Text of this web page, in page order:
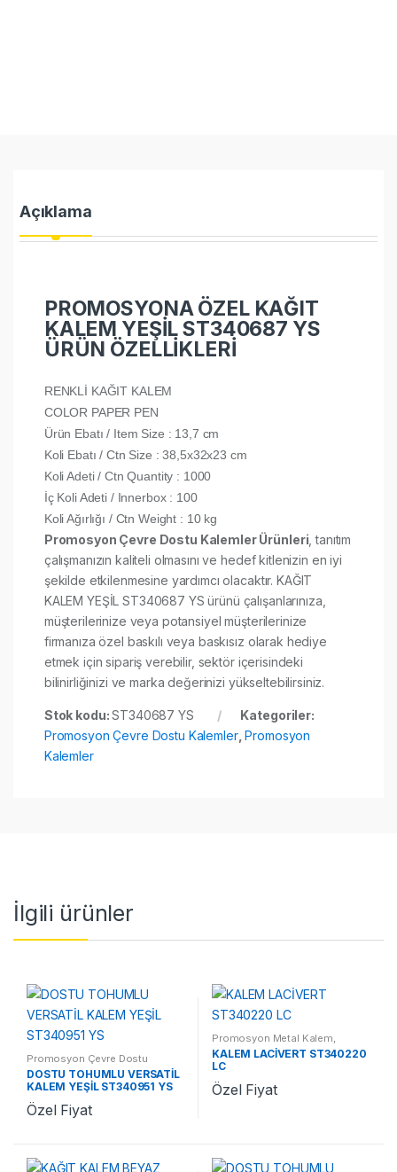
Açıklama
PROMOSYONA ÖZEL KAĞIT
KALEM YEŞİL ST340687 YS
ÜRÜN ÖZELLİKLERİ
RENKLİ KAĞIT KALEM
COLOR PAPER PEN
Ürün Ebatı / Item Size : 13,7 cm
Koli Ebatı / Ctn Size : 38,5x32x23 cm
Koli Adeti / Ctn Quantity : 1000
İç Koli Adeti / Innerbox : 100
Koli Ağırlığı / Ctn Weight : 10 kg
Promosyon Çevre Dostu Kalemler Ürünleri , tanıtım
çalışmanızın kaliteli olmasını ve hedef kitlenizin en iyi
şekilde etkilenmesine yardımcı olacaktır. KAĞIT
KALEM YEŞİL ST340687 YS ürünü çalışanlarınıza,
müşterilerinize veya potansiyel müşterilerinize
firmanıza özel baskılı veya baskısız olarak hediye
etmek için sipariş verebilir, sektör içerisindeki
bilinirliğinizi ve marka değerinizi yükseltebilirsiniz.
Stok kodu:ST340687 YS
Kategoriler:
Promosyon Çevre Dostu Kalemler,Promosyon
Kalemler
İlgili ürünler
Promosyon Çevre Dostu
Kalemler,Promosyon Kalemler
DOSTU TOHUMLU VERSATİL
KALEM YEŞİL ST340951 YS
Özel Fiyat
Promosyon Metal Kalem
Promosyon Kalemler
KALEM LACİVERT ST340220
LC
Özel Fiyat